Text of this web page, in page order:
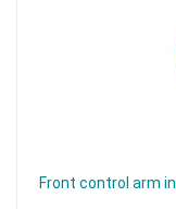
Front control arm